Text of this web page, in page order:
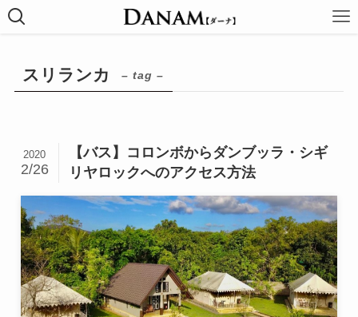
スリランカ – tag –
【バス】コロンボからダンブッラ・シギ
リヤロックへのアクセス方法
2020
2/26